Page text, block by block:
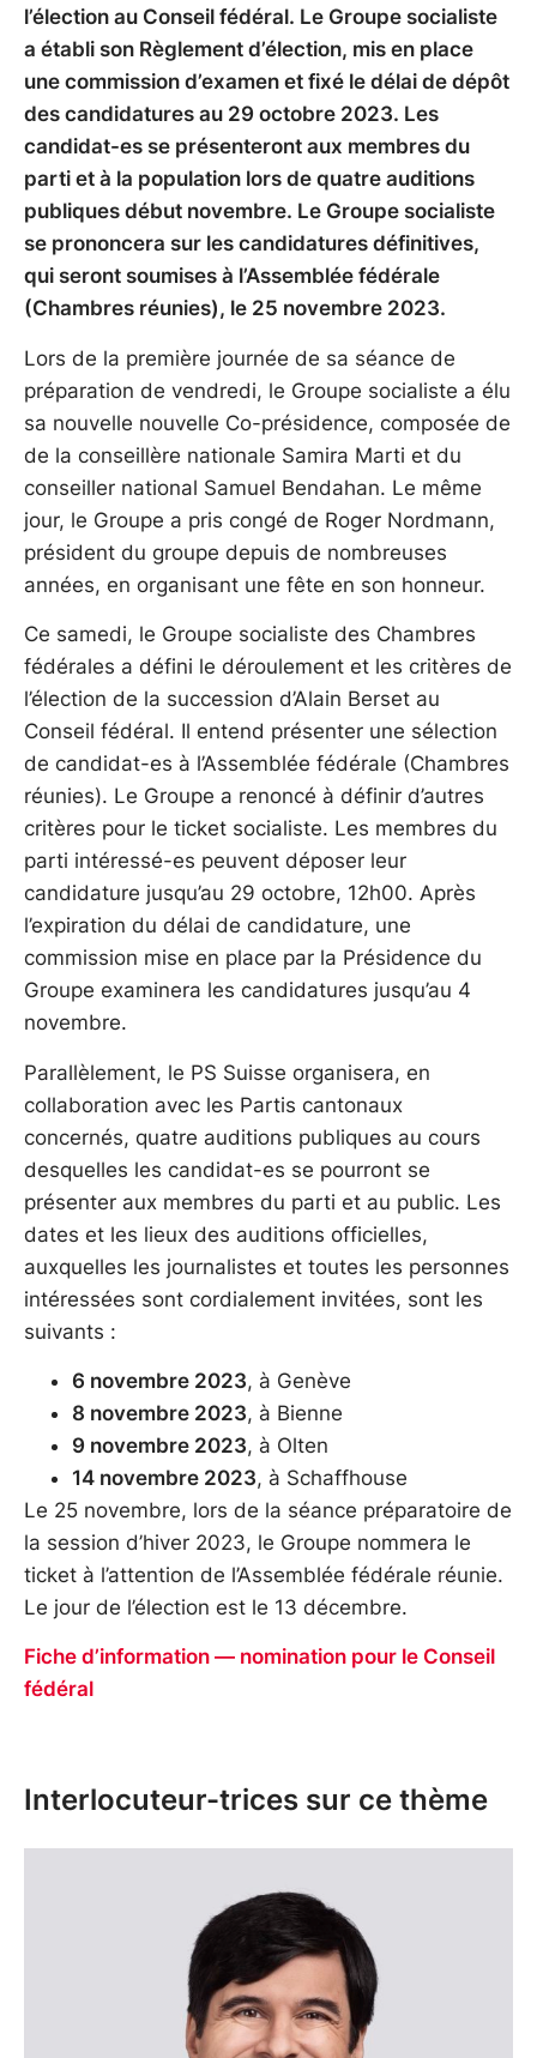
l’élection au Conseil fédéral. Le Groupe socialiste
a établi son Règlement d’élection, mis en place
une commission d’examen et fixé le délai de dépôt
des candidatures au 29 octobre 2023. Les
candidat-es se présenteront aux membres du
parti et à la population lors de quatre auditions
publiques début novembre. Le Groupe socialiste
se prononcera sur les candidatures définitives,
qui seront soumises à l’Assemblée fédérale
(Chambres réunies), le 25 novembre 2023.
Lors de la première journée de sa séance de
préparation de vendredi, le Groupe socialiste a élu
sa nouvelle nouvelle Co-présidence, composée de
de la conseillère nationale Samira Marti et du
conseiller national Samuel Bendahan. Le même
jour, le Groupe a pris congé de Roger Nordmann,
président du groupe depuis de nombreuses
années, en organisant une fête en son honneur.
Ce samedi, le Groupe socialiste des Chambres
fédérales a défini le déroulement et les critères de
l’élection de la succession d’Alain Berset au
Conseil fédéral. Il entend présenter une sélection
de candidat-es à l’Assemblée fédérale (Chambres
réunies). Le Groupe a renoncé à définir d’autres
critères pour le ticket socialiste. Les membres du
parti intéressé-es peuvent déposer leur
candidature jusqu’au 29 octobre, 12h00. Après
l’expiration du délai de candidature, une
commission mise en place par la Présidence du
Groupe examinera les candidatures jusqu’au 4
novembre.
Parallèlement, le PS Suisse organisera, en
collaboration avec les Partis cantonaux
concernés, quatre auditions publiques au cours
desquelles les candidat-es se pourront se
présenter aux membres du parti et au public. Les
dates et les lieux des auditions officielles,
auxquelles les journalistes et toutes les personnes
intéressées sont cordialement invitées, sont les
suivants :
6 novembre 2023, à Genève
8 novembre 2023, à Bienne
9 novembre 2023, à Olten
14 novembre 2023, à Schaffhouse
Le 25 novembre, lors de la séance préparatoire de
la session d’hiver 2023, le Groupe nommera le
ticket à l’attention de l’Assemblée fédérale réunie.
Le jour de l’élection est le 13 décembre.
Fiche d’information — nomination pour le Conseil
fédéral
Interlocuteur-trices sur ce thème